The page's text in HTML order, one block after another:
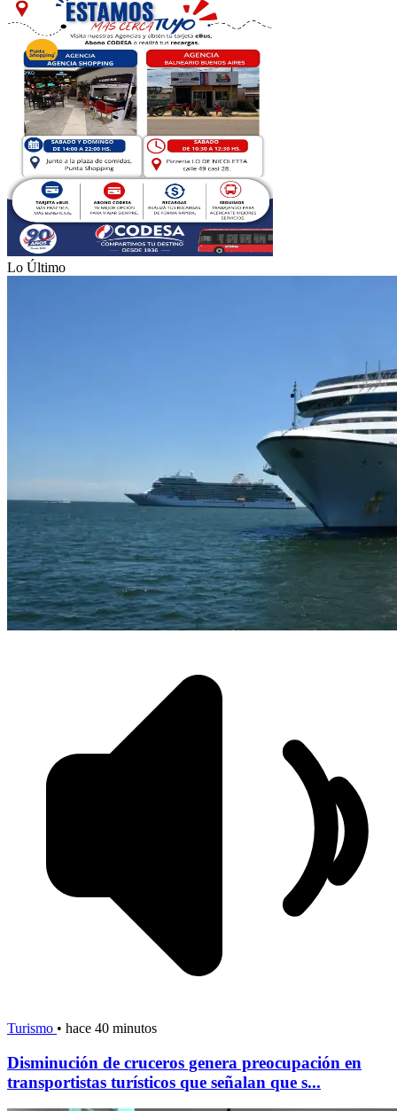
Lo Último
Turismo • hace 40 minutos
Disminución de cruceros genera preocupación en
transportistas turísticos que señalan que s...